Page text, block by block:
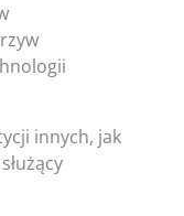
innych, jak